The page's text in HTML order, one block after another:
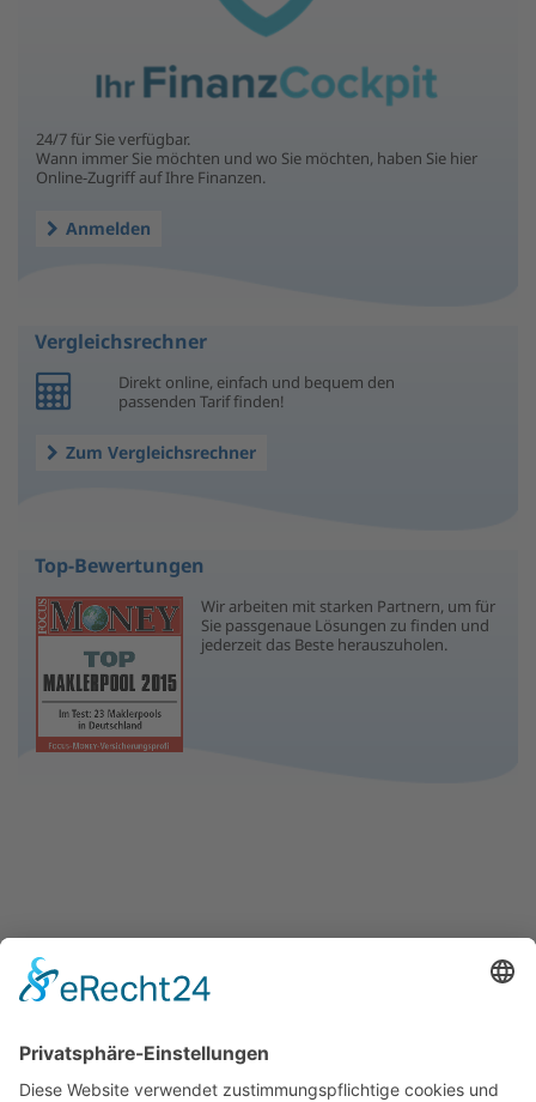
24/7 für Sie verfügbar.
Wann immer Sie möchten und wo Sie möchten, haben Sie hier
Online-Zugriff auf Ihre Finanzen.
Anmelden
Vergleichsrechner
Direkt online, einfach und bequem den
passenden Tarif finden!
Zum Vergleichsrechner
Top-Bewertungen
Wir arbeiten mit starken Partnern, um für
Sie passgenaue Lösungen zu finden und
jederzeit das Beste herauszuholen.
Saarbrücker Versicherungsmakler SVM e.K.
Saargemünder Straße 159
66119 Saarbrücken